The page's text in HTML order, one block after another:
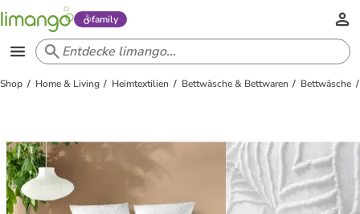
family
Shop Home & Living Heimtextilien Bettwäsche & Bettwaren Bettwäsche